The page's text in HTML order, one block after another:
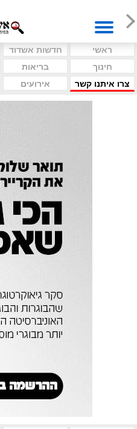
ראשי חדשות אשדוד
חינוך
בריאות
צרו איתנו קשר
אירועים